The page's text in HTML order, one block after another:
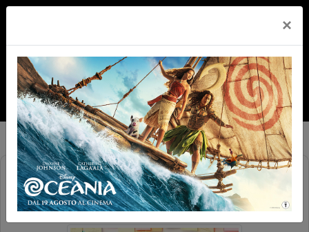
INNAMORARSI E ALTRE PESSIME
IDEE
×